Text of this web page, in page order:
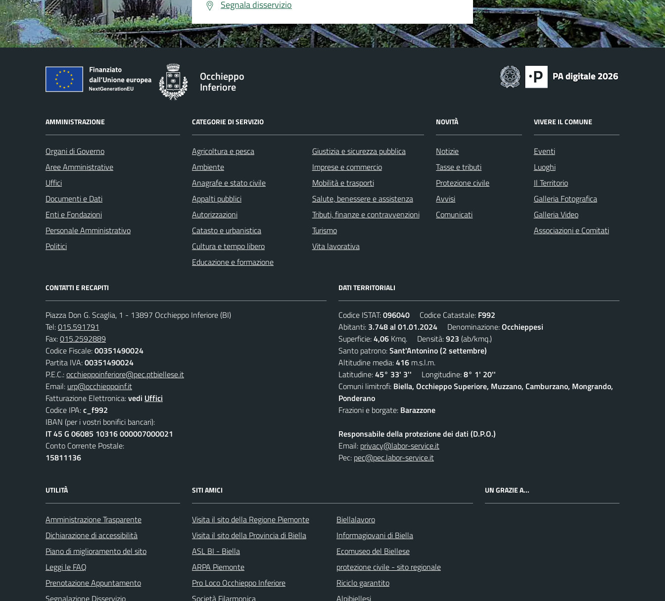
Segnala disservizio
Occhieppo
Inferiore
AMMINISTRAZIONE
Organi di Governo
Aree Amministrative
Uffici
Documenti e Dati
Enti e Fondazioni
Personale Amministrativo
Politici
CATEGORIE DI SERVIZIO
Agricoltura e pesca
Ambiente
Anagrafe e stato civile
Appalti pubblici
Autorizzazioni
Catasto e urbanistica
Cultura e tempo libero
Educazione e formazione
Giustizia e sicurezza pubblica
Imprese e commercio
Mobilità e trasporti
Salute, benessere e assistenza
Tributi, finanze e contravvenzioni
Turismo
Vita lavorativa
NOVITÀ
Notizie
Tasse e tributi
Protezione civile
Avvisi
Comunicati
VIVERE IL COMUNE
Eventi
Luoghi
Il Territorio
Galleria Fotografica
Galleria Video
Associazioni e Comitati
CONTATTI E RECAPITI
Piazza Don G. Scaglia, 1 - 13897 Occhieppo Inferiore (BI)
Tel:015.591791
Fax:015.2592889
Codice Fiscale:00351490024
Partita IVA:00351490024
P.E.C.:occhieppoinferiore@pec.ptbiellese.it
Email: urp@occhieppoinf.it
Fatturazione Elettronica:vedi Uffici
Codice IPA:c_f992
IBAN (per i vostri bonifici bancari):
IT 45 G 06085 10316 000007000021
Conto Corrente Postale:
15811136
DATI TERRITORIALI
Codice ISTAT:096040 Codice Catastale: F992
Abitanti: 3.748 al 01.01.2024 Denominazione:Occhieppesi
Superficie:4,06 Kmq. Densità:923 (ab/kmq.)
Santo patrono:Sant'Antonino (2 settembre)
Altitudine media:416 m.s.l.m.
Latitudine:45° 33' 3'' Longitudine:8° 1' 20''
Comuni limitrofi: Biella, Occhieppo Superiore, Muzzano, Camburzano, Mongrando,
Ponderano
Frazioni e borgate: Barazzone
Responsabile della protezione dei dati (D.P.O.)
Email: privacy@labor-service.it
Pec: pec@pec.labor-service.it
UTILITÀ
Amministrazione Trasparente
Dichiarazione di accessibilità
Piano di miglioramento del sito
Leggi le FAQ
Prenotazione Appuntamento
Segnalazione Disservizio
SITI AMICI
Visita il sito della Regione Piemonte
Visita il sito della Provincia di Biella
ASL BI - Biella
ARPA Piemonte
Pro Loco Occhieppo Inferiore
Società Filarmonica
Biellalavoro
Informagiovani di Biella
Ecomuseo del Biellese
protezione civile - sito regionale
Riciclo garantito
Alpibiellesi
UN GRAZIE A...